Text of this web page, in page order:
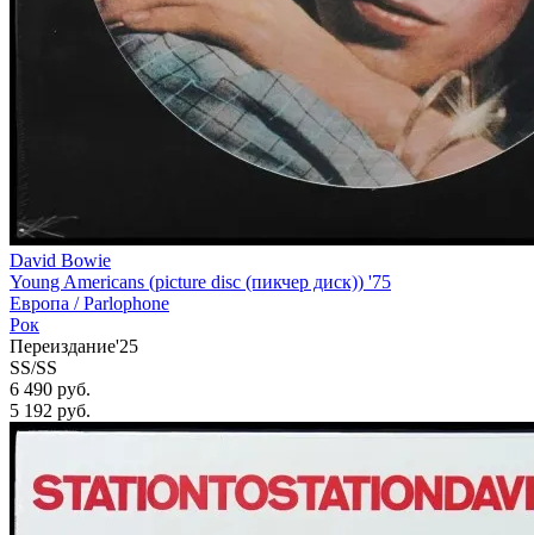
David Bowie
Young Americans (picture disc (пикчер диск)) '75
Европа /Parlophone
Рок
Переиздание'25
SS/SS
6 490 руб.
5 192 руб.